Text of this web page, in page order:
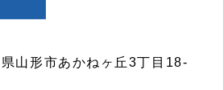
山形市あかねヶ丘3丁目18-